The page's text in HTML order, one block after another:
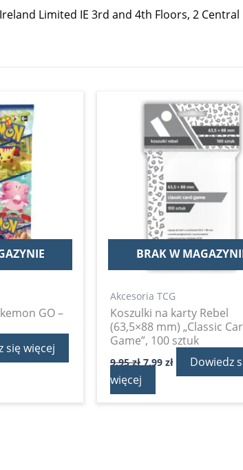
Limited IE 3rd and 4th Floors, 2 Central
GO –
się więcej
BRAK W
Akcesoria TCG
Koszulki na karty Rebel
(63,5×88 mm) „Classic
Game”, 100 sztuk
9,95zł
cena
wynosiła:
9,95 zł.
7,99zł
cena
wynosi:
7,99 zł.
Dowiedz
więcej